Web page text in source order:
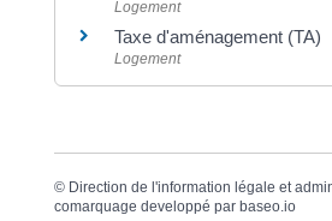
Logement
Taxe d'aménagement (TA)
Logement
© Direction de l'information légale et
comarquage developpé par baseo.io